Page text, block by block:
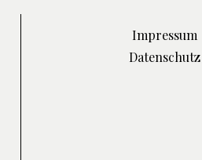
Impressum
Datenschutz